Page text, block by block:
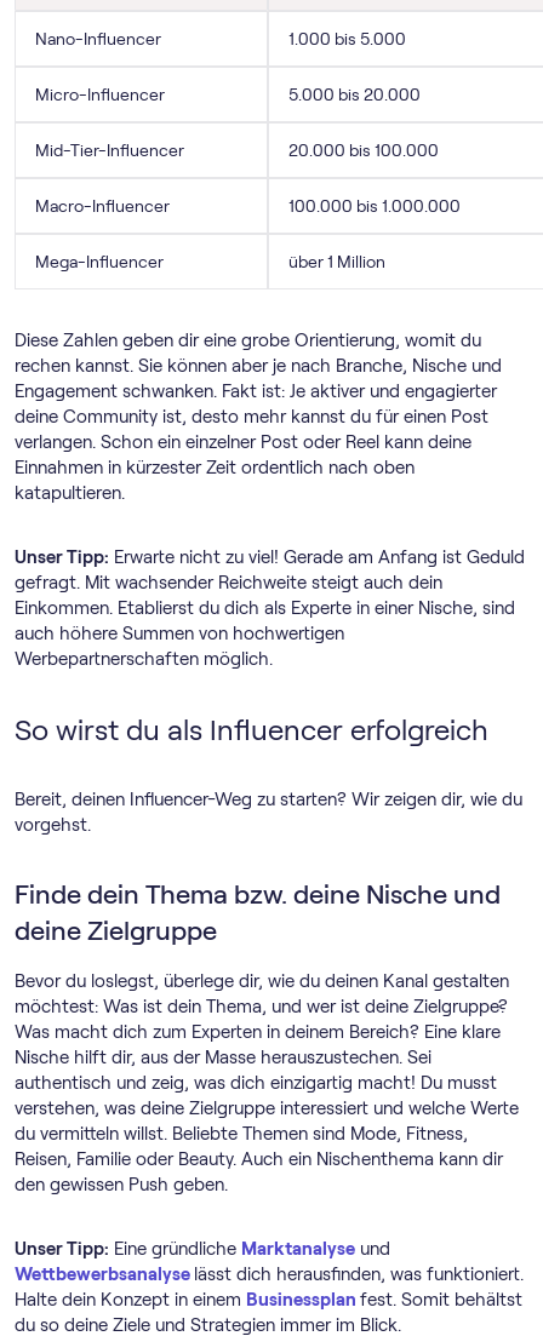
Nano-Influencer 1.000 bis 5.000
Micro-Influencer 5.000 bis 20.000
Mid-Tier-Influencer 20.000 bis 100.000
Macro-Influencer 100.000 bis 1.000.000
Mega-Influencer über 1 Million
Diese Zahlen geben dir eine grobe Orientierung, womit du
rechen kannst. Sie können aber je nach Branche, Nische und
Engagement schwanken. Fakt ist: Je aktiver und engagierter
deine Community ist, desto mehr kannst du für einen Post
verlangen. Schon ein einzelner Post oder Reel kann deine
Einnahmen in kürzester Zeit ordentlich nach oben
katapultieren.
Unser Tipp: Erwarte nicht zu viel! Gerade am Anfang ist Geduld
gefragt. Mit wachsender Reichweite steigt auch dein
Einkommen. Etablierst du dich als Experte in einer Nische, sind
auch höhere Summen von hochwertigen
Werbepartnerschaften möglich.
So wirst du als Influencer erfolgreich
Bereit, deinen Influencer-Weg zu starten? Wir zeigen dir, wie du
vorgehst.
Finde dein Thema bzw. deine Nische und
deine Zielgruppe
Bevor du loslegst, überlege dir, wie du deinen Kanal gestalten
möchtest: Was ist dein Thema, und wer ist deine Zielgruppe?
Was macht dich zum Experten in deinem Bereich? Eine klare
Nische hilft dir, aus der Masse herauszustechen. Sei
authentisch und zeig, was dich einzigartig macht! Du musst
verstehen, was deine Zielgruppe interessiert und welche Werte
du vermitteln willst. Beliebte Themen sind Mode, Fitness,
Reisen, Familie oder Beauty. Auch ein Nischenthema kann dir
den gewissen Push geben.
Unser Tipp: Eine gründliche Marktanalyse und
Wettbewerbsanalyse lässt dich herausfinden, was funktioniert.
Halte dein Konzept in einem Businessplan fest. Somit behältst
du so deine Ziele und Strategien immer im Blick.